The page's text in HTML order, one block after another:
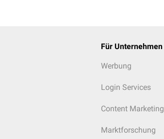
Für Unternehmen
Werbung
Login Services
Content Marketing
Marktforschung